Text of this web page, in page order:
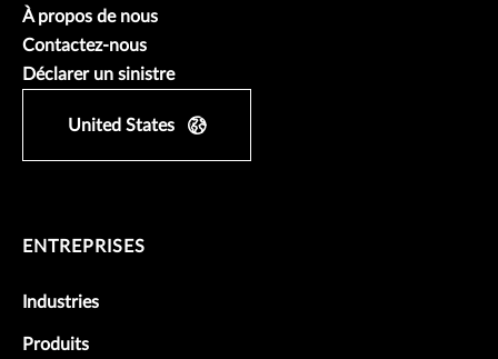
À propos de nous
Contactez-nous
Déclarer un sinistre
United States
ENTREPRISES
Industries
Produits